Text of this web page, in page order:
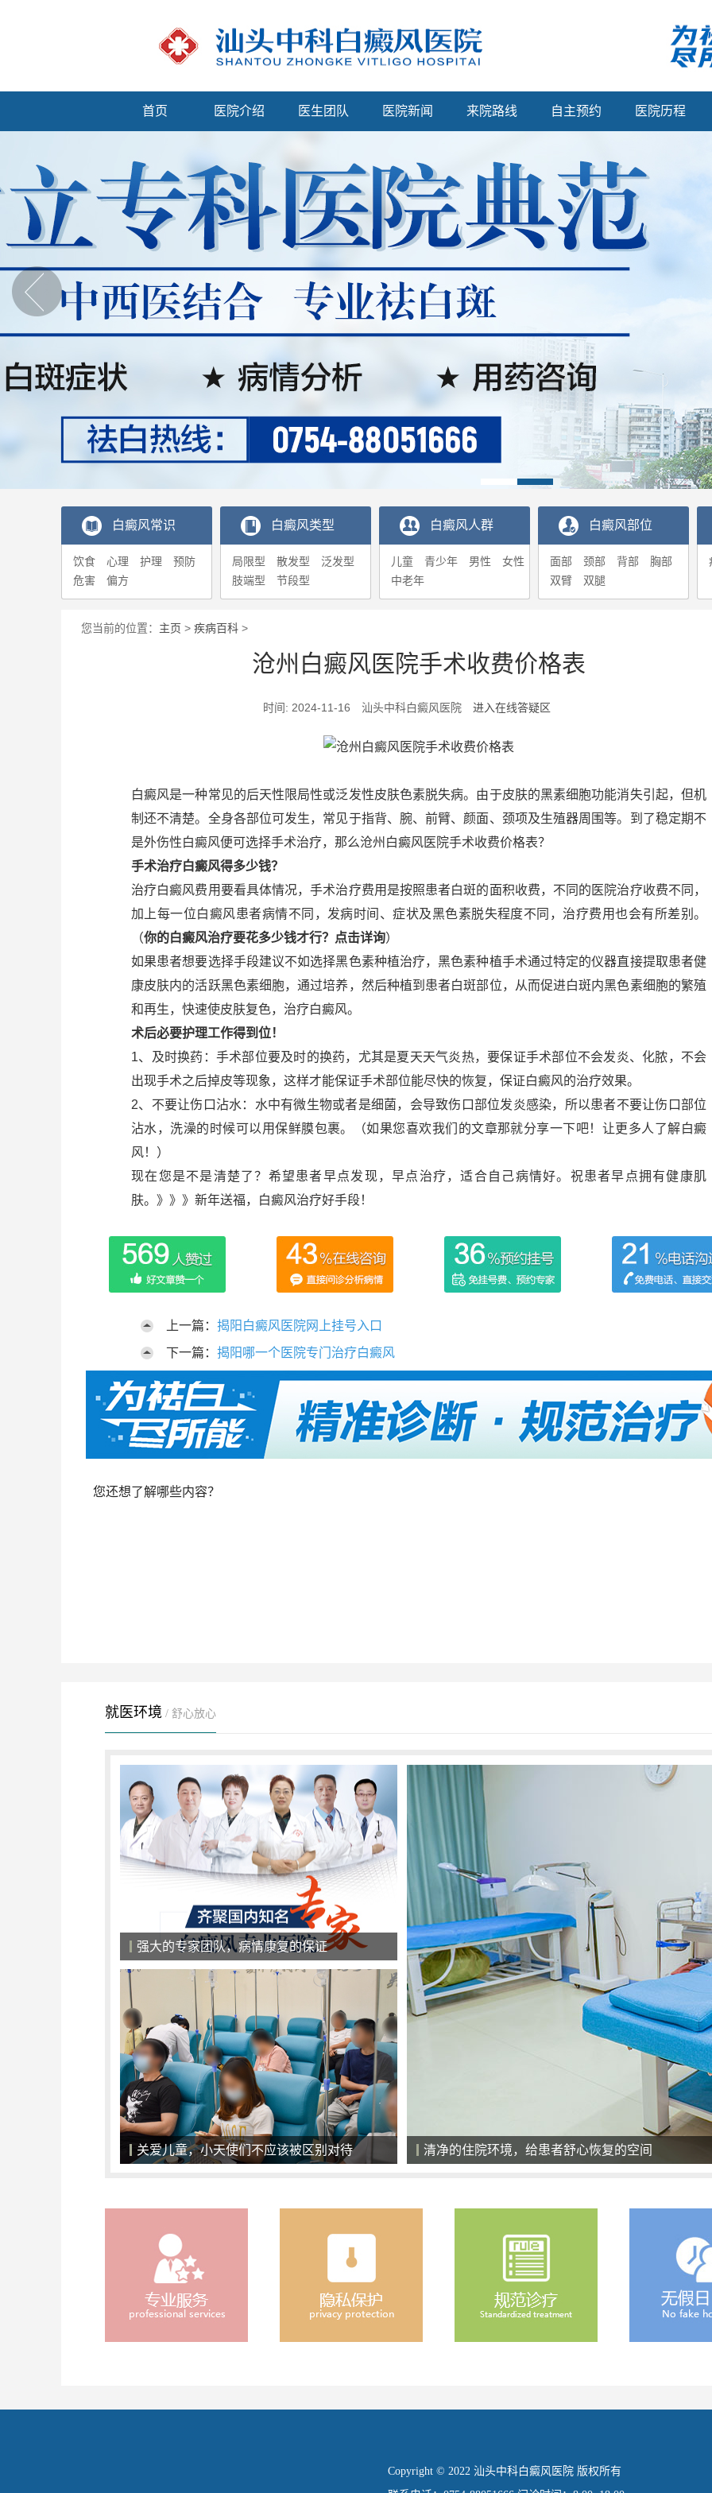
首页 医院介绍 医生团队 医院新闻 来院路线 自主预约 医院历程
白癜风常识
饮食 心理 护理
预防
危害
偏方
白癜风类型
局限型 散发型
泛发型
肢端型
节段型
白癜风人群
儿童 青少年 男性
女性
中老年
白癜风部位
面部 颈部 背部
胸部
双臂
双腿
您当前的位置： 主页 > 疾病百科 >
沧州白癜风医院手术收费价格表
时间: 2024-11-16 汕头中科白癜风医院 进入在线答疑区
白癜风是一种常见的后天性限局性或泛发性皮肤色素脱失病。由于皮肤的黑素细胞功能消失引起，但机
制还不清楚。全身各部位可发生，常见于指背、腕、前臂、颜面、颈项及生殖器周围等。到了稳定期不
是外伤性白癜风便可选择手术治疗，那么沧州白癜风医院手术收费价格表？
手术治疗白癜风得多少钱？
治疗白癜风费用要看具体情况，手术治疗费用是按照患者白斑的面积收费，不同的医院治疗收费不同，
加上每一位白癜风患者病情不同，发病时间、症状及黑色素脱失程度不同，治疗费用也会有所差别。
（你的白癜风治疗要花多少钱才行？点击详询）
如果患者想要选择手段建议不如选择黑色素种植治疗，黑色素种植手术通过特定的仪器直接提取患者健
康皮肤内的活跃黑色素细胞，通过培养，然后种植到患者白斑部位，从而促进白斑内黑色素细胞的繁殖
和再生，快速使皮肤复色，治疗白癜风。
术后必要护理工作得到位！
1、及时换药：手术部位要及时的换药，尤其是夏天天气炎热，要保证手术部位不会发炎、化脓，不会
出现手术之后掉皮等现象，这样才能保证手术部位能尽快的恢复，保证白癜风的治疗效果。
2、不要让伤口沾水：水中有微生物或者是细菌，会导致伤口部位发炎感染，所以患者不要让伤口部位
沾水，洗澡的时候可以用保鲜膜包裹。（如果您喜欢我们的文章那就分享一下吧！让更多人了解白癜
风！）
现在您是不是清楚了？希望患者早点发现，早点治疗，适合自己病情好。祝患者早点拥有健康肌
肤。》》》新年送福，白癜风治疗好手段！
上一篇： 揭阳白癜风医院网上挂号入口
下一篇： 揭阳哪一个医院专门治疗白癜风
您还想了解哪些内容？
就医环境 / 舒心放心
获中外荣誉，专业祛白实力认证
看得见的疗效，患者口碑相传 汇聚专业团队，疾病治疗的有力支撑
Copyright © 2022 汕头中科白癜风医院 版权所有